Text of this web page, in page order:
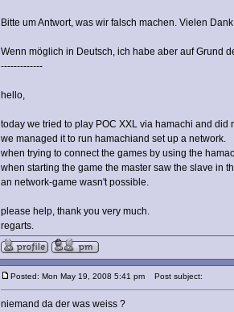
Bitte um Antwort, was wir falsch machen. Vielen
Wenn möglich in Deutsch, ich habe aber auf Grund
-------------
hello,
today we tried to play POC XXL via hamachi and did
we managed it to run hamachiand set up a network.
when trying to connect the games by using the
when starting the game the master saw the slave in
an network-game wasn't possible.
please help, thank you very much.
regarts.
Posted: Mon May 19, 2008 5:41 pm Post subject:
niemand da der was weiss ?